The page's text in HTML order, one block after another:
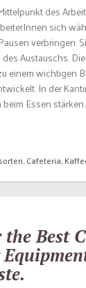
des
sich
verbringen.
Austauschs.
einem wichtigen
In der
Essen
,Cafeteria,
Best